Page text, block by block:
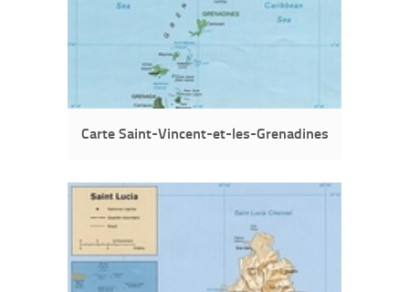
Carte Saint-Vincent-et-les-Grenadines